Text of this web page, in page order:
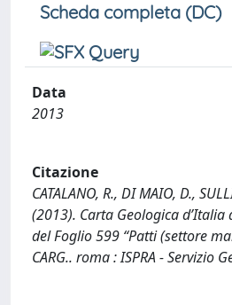
Scheda completa (DC)
Data
2013
Citazione
CATALANO, R., DI MAIO, D.,
(2013). Carta Geologica
del Foglio 599 “Patti (settore
CARG.. roma : ISPRA - Servizio